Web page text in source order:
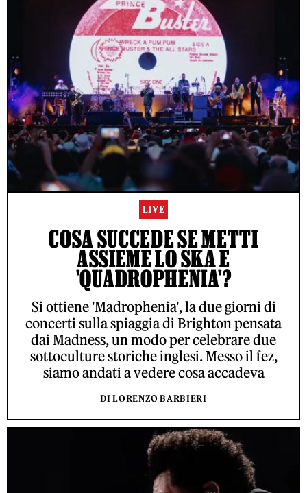
LIVE
COSA SUCCEDE SE METTI
ASSIEME LO SKA E
'QUADROPHENIA'?
Si ottiene 'Madrophenia', la due giorni di
concerti sulla spiaggia di Brighton pensata
dai Madness, un modo per celebrare due
sottoculture storiche inglesi. Messo il fez,
siamo andati a vedere cosa accadeva
DI LORENZO BARBIERI